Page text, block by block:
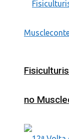
no